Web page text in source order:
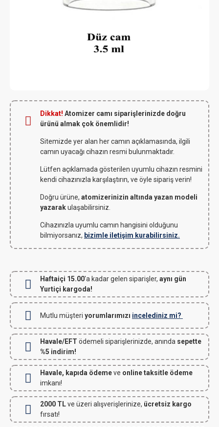
Dikkat! Atomizer camı siparişlerinizde doğru
ürünü almak çok önemlidir!
Sitemizde yer alan her camın açıklamasında, ilgili
camın uyacağı cihazın resmi bulunmaktadır.
Lütfen açıklamada gösterilen uyumlu cihazın resmini
kendi cihazınızla karşılaştırın, ve öyle sipariş verin!
Doğru ürüne, atomizerinizin altında yazan modeli
yazarakulaşabilirsiniz.
Cihazınızla uyumlu camın hangisini olduğunu
bilmiyorsanız, bizimle iletişim kurabilirsiniz.
Haftaiçi 15.00'a kadar gelen siparişler, aynı gün
Yurtiçi kargoda!
Mutlu müşteri yorumlarımızı incelediniz mi?
Havale/EFT ödemeli siparişlerinizde, anında sepette
%5 indirim!
Havale, kapıda ödemeve online taksitle ödeme
imkanı!
2000 TLve üzeri alışverişlerinize, ücretsiz kargo
fırsatı!